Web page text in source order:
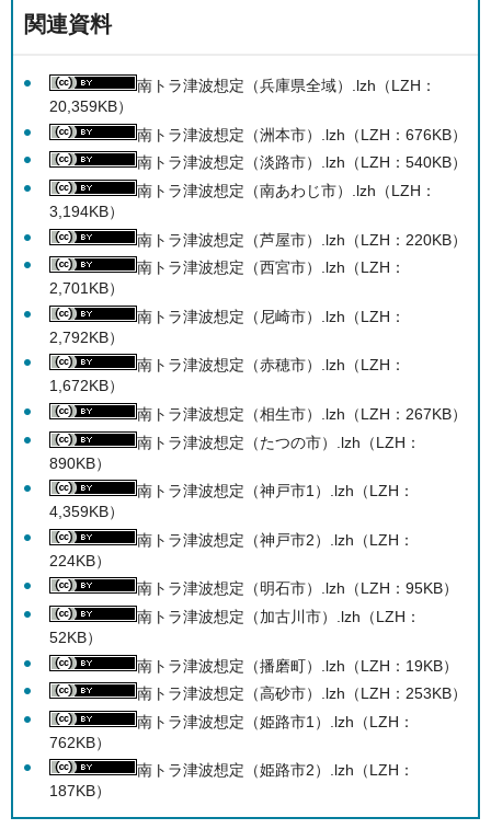
関連資料
南トラ津波想定（兵庫県全域）.lzh（LZH：
20,359KB）
南トラ津波想定（洲本市）.lzh（LZH：676KB）
南トラ津波想定（淡路市）.lzh（LZH：540KB）
南トラ津波想定（南あわじ市）.lzh（LZH：
3,194KB）
南トラ津波想定（芦屋市）.lzh（LZH：220KB）
南トラ津波想定（西宮市）.lzh（LZH：
2,701KB）
南トラ津波想定（尼崎市）.lzh（LZH：
2,792KB）
南トラ津波想定（赤穂市）.lzh（LZH：
1,672KB）
南トラ津波想定（相生市）.lzh（LZH：267KB）
南トラ津波想定（たつの市）.lzh（LZH：
890KB）
南トラ津波想定（神戸市1）.lzh（LZH：
4,359KB）
南トラ津波想定（神戸市2）.lzh（LZH：
224KB）
南トラ津波想定（明石市）.lzh（LZH：95KB）
南トラ津波想定（加古川市）.lzh（LZH：
52KB）
南トラ津波想定（播磨町）.lzh（LZH：19KB）
南トラ津波想定（高砂市）.lzh（LZH：253KB）
南トラ津波想定（姫路市1）.lzh（LZH：
762KB）
南トラ津波想定（姫路市2）.lzh（LZH：
187KB）